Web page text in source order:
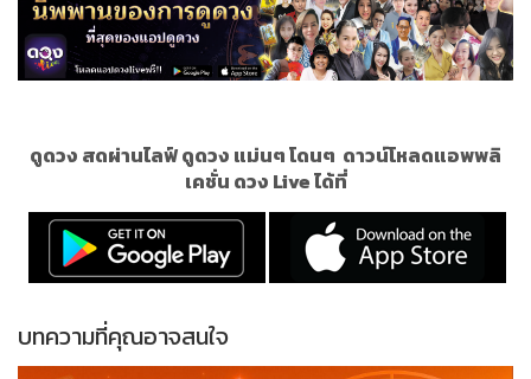
ดูดวง สดผ่านไลฟ์ ดูดวง แม่นๆ โดนๆ ดาวน์โหลดแอพพลิ
เคชั่น ดวง Live ได้ที่
บทความที่คุณอาจสนใจ